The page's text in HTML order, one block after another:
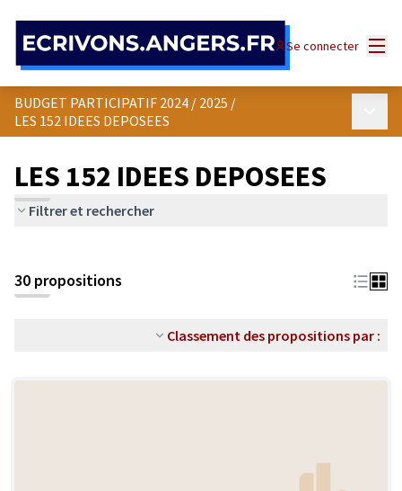
Se connecter
BUDGET PARTICIPATIF 2024 / 2025 /
LES 152 IDEES DEPOSEES
LES 152 IDEES DEPOSEES
Filtrer et rechercher
30 propositions
Classement des propositions par :